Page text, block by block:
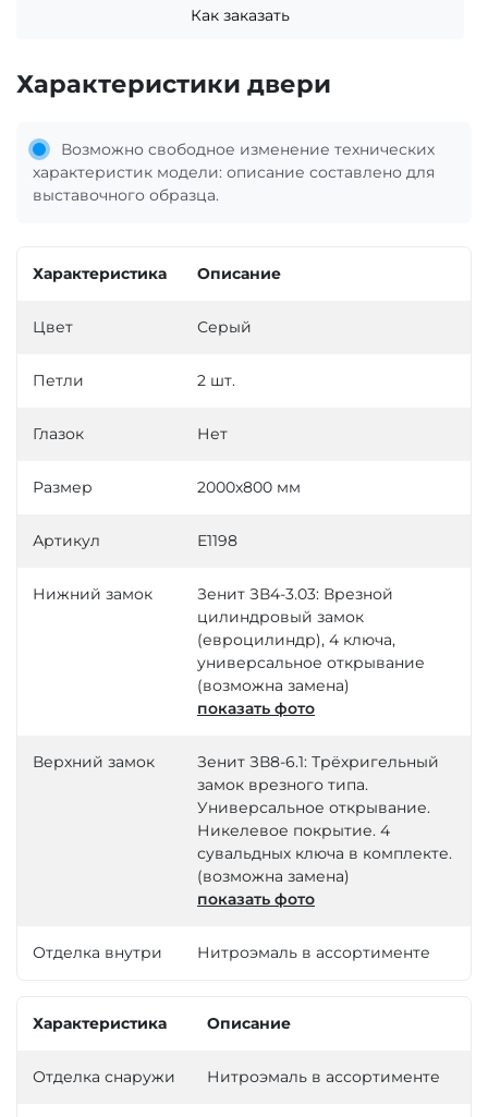
Как заказать
Характеристики двери
Возможно свободное изменение технических
характеристик модели: описание составлено для
выставочного образца.
Характеристика Описание
Цвет Серый
Петли 2 шт.
Глазок Нет
Размер 2000х800 мм
Артикул Е1198
Нижний замок
Зенит ЗВ4-3.03: Врезной
цилиндровый замок
(евроцилиндр), 4 ключа,
универсальное открывание
(возможна замена)
показать фото
Верхний замок
Зенит ЗВ8-6.1: Трёхригельный
замок врезного типа.
Универсальное открывание.
Никелевое покрытие. 4
сувальдных ключа в комплекте.
(возможна замена)
показать фото
Отделка внутри Нитроэмаль в ассортименте
Характеристика Описание
Отделка снаружи Нитроэмаль в ассортименте